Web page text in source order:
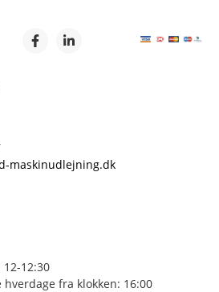
maskinudlejning.dk
12:30
fra klokken: 16:00